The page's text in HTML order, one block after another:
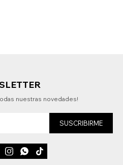
nuestras novedades!
SUSCRIBIRME
  